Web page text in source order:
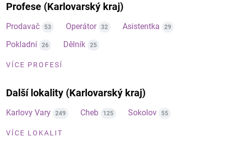
Profese (Karlovarský kraj)
Prodavač 53 Operátor 32 Asistentka 29
Pokladní 26 Dělník 25
VÍCE PROFESÍ
Další lokality (Karlovarský kraj)
Karlovy Vary 249 Cheb 125 Sokolov 55
VÍCE LOKALIT